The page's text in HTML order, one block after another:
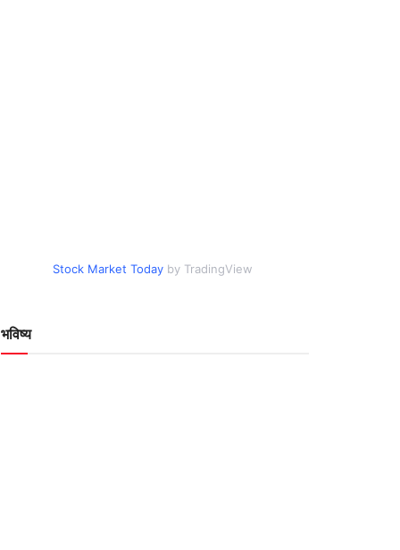
Stock Market Today by TradingView
भविष्य